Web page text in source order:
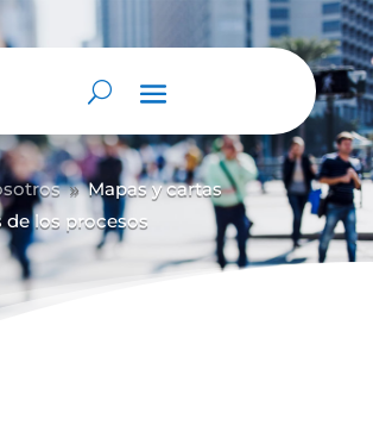
9 Mapas y cartas
de los procesos